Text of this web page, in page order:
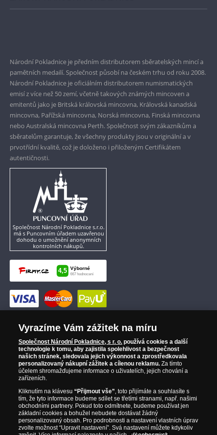
Garance nejvyšší kvality
Pouze originální produkty
Národní Pokladnice je předním distributorem sběratelských mincí a
pamětních medailí. Společnost působí na českém trhu od roku 2008.
Národní Pokladnice je oficiálním distributorem numismatických
emisí z více než 50 zemí, včetně takových známých mincoven a
emitentů jako je Britská královská mincovna, Královská kanadská
mincovna, Pařížská mincovna, Norská mincovna, Finská mincovna
nebo Australská mincovna Perth. Společnost svým zákazníkům a
sběratelům garantuje, že všechny produkty jsou v originální a v
prvotřídní kvalitě, což je doloženo i přiloženým Certifikátem
autentičnosti.
Společnost Národní Pokladnice s.r.o.
má s Puncovním úřadem uzavřenou
dohodu o umožnění anonymních
kontrolních nákupů.
Vyrazíme Vám zážitek na míru
Společnost Národní Pokladnice, s r. o. používá cookies a další
technologie k tomu, aby zajistila spolehlivost a bezpečnost
našich stránek, sledovala jejich výkonnost a zprostředkovala
personalizovaný nákupní zážitek a cílenou reklamu. Za tímto
účelem shromažďujeme informace o uživatelích, jejich chování a
zařízeních.
Kliknutím na klávesu“Přijmout vše”, toto přijímáte a souhlasíte s
tím, že tyto informace budeme sdílet se třetími stranami, např. našimi
obchodními partnery. Pokud toto odmítnete, budeme používat jen
základní cookies a bohužel nebudete dostávat žádný
personalizovaný obsah. Pro podrobnosti a nastavení vlastních úprav
zvolte možnost “Upravit nastavení”. Svá nastavení můžete kdykoliv